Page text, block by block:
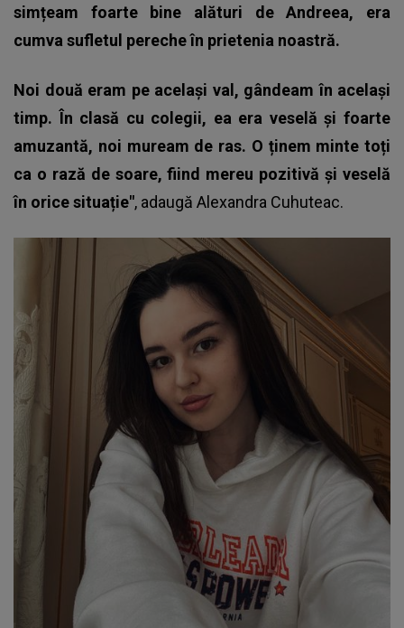
simțeam foarte bine alături de Andreea, era
cumva sufletul pereche în prietenia noastră.
Noi două eram pe același val, gândeam în același
timp. În clasă cu colegii, ea era veselă și foarte
amuzantă, noi muream de ras. O ținem minte toți
ca o rază de soare, fiind mereu pozitivă și veselă
în orice situație", adaugă Alexandra Cuhuteac.